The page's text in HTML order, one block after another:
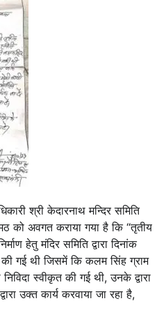
श्री केदारनाथ मन्दिर समिति
को अवगत कराया गया है कि “तृतीय
हेतु मंदिर समिति द्वारा दिनांक
गई थी जिसमें कि कलम सिंह ग्राम
स्वीकृत की गई थी, उनके द्वारा
उक्त कार्य करवाया जा रहा है,